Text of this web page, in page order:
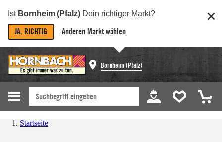
Ist Bornheim (Pfalz) Dein richtiger Markt?
JA, RICHTIG Anderen Markt wählen
Bornheim (Pfalz)
Startseite